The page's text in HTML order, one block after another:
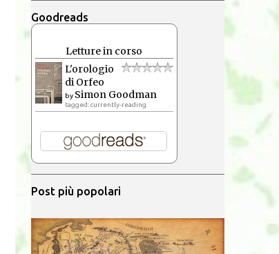
Goodreads
Letture in corso
L'orologio
di Orfeo
by Simon Goodman
tagged: currently-reading
Post più popolari